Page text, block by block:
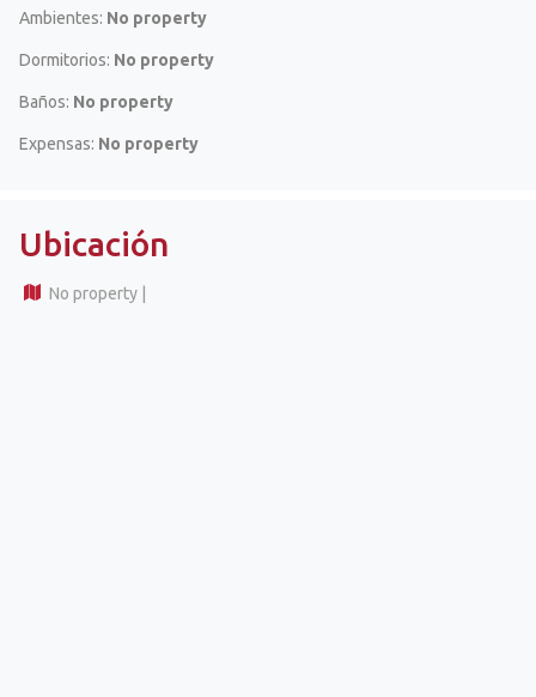
Ambientes: No property
Dormitorios: No property
Baños: No property
Expensas: No property
Ubicación
No property |